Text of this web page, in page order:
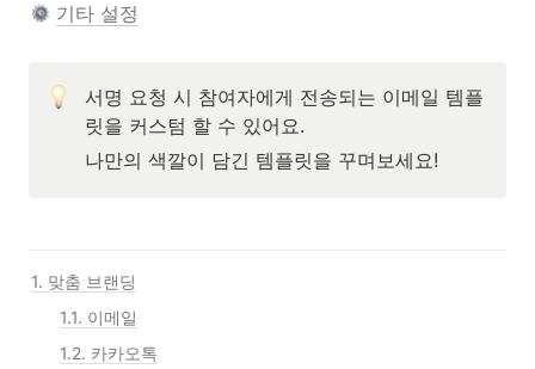
기타 설정
서명 요청 시 참여자에게 전송되는 이메일 템플
릿을 커스텀 할 수 있어요.
나만의 색깔이 담긴 템플릿을 꾸며보세요!
1. 맞춤 브랜딩
1.1. 이메일
1.2. 카카오톡